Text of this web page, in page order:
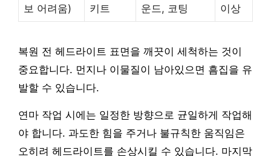
보 어려움)
키트
운드, 코팅
이상
복원 전 헤드라이트 표면을 깨끗이 세척하는 것이
중요합니다. 먼지나 이물질이 남아있으면 흠집을 유
발할 수 있습니다.
연마 작업 시에는 일정한 방향으로 균일하게 작업해
야 합니다. 과도한 힘을 주거나 불규칙한 움직임은
오히려 헤드라이트를 손상시킬 수 있습니다. 마지막